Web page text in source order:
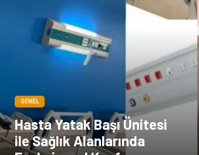
GENEL
Hasta Yatak Başı Ünitesi
ile Sağlık Alanlarında